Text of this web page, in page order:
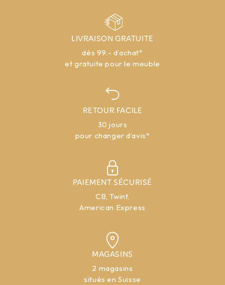
LIVRAISON GRATUITE
dès 99.- d’achat*
et gratuite pour le meuble
RETOUR FACILE
30 jours
pour changer d’avis*
PAIEMENT SÉCURISÉ
CB, Twint,
American Express
MAGASINS
2 magasins
situés en Suisse